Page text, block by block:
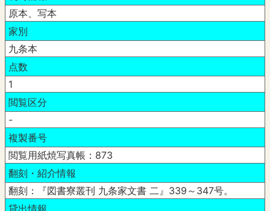
原本、写本
家別
九条本
点数
1
閲覧区分
-
複製番号
閲覧用紙焼写真帳：873
翻刻・紹介情報
翻刻：『図書寮叢刊 九条家文書 二』339～347号。
貸出情報